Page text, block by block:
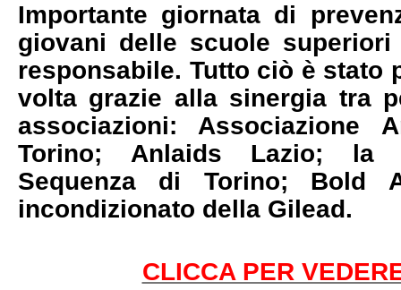
Importante giornata di
giovani delle scuole
responsabile. Tutto ciò è stato
volta grazie alla sinergia tra
associazioni: Associazione
Torino; Anlaids Lazio; la
Sequenza di Torino; Bold
incondizionato della Gilead.
CLICCA PER